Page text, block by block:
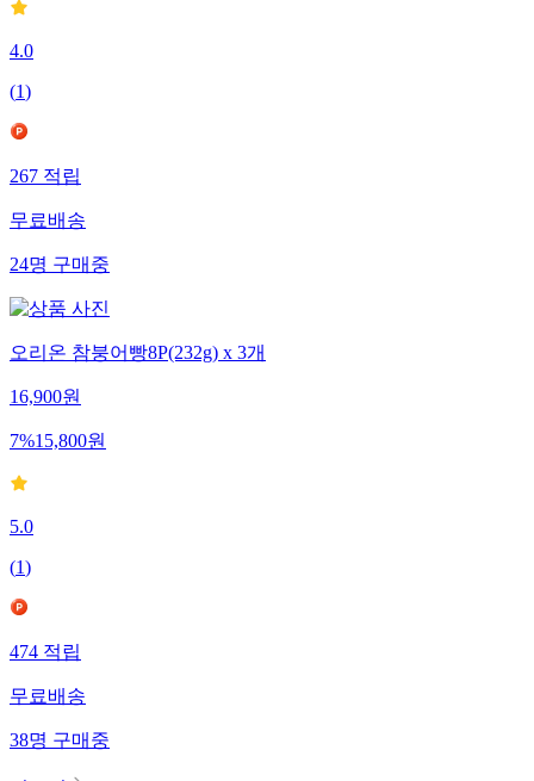
4.0
(1)
267적립
무료배송
24명구매중
오리온 참붕어빵8P(232g) x 3개
16,900원
7%15,800원
5.0
(1)
474적립
무료배송
38명구매중